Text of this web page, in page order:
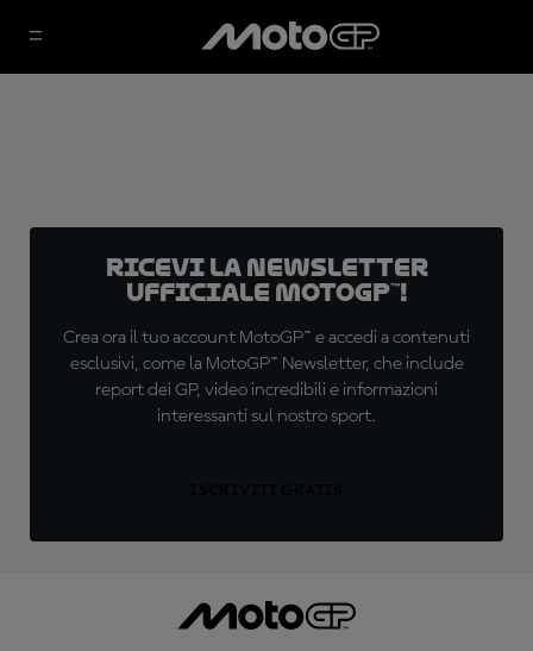
Ricevi la newsletter
ufficiale MotoGP™!
Crea ora il tuo account MotoGP™ e accedi a contenuti
esclusivi, come la MotoGP™ Newsletter, che include
report dei GP, video incredibili e informazioni
interessanti sul nostro sport.